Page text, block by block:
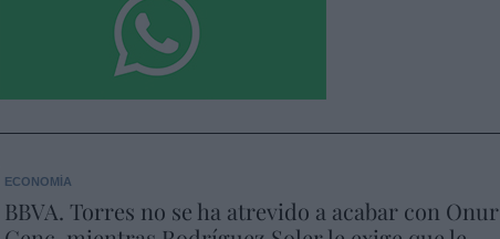
ECONOMÍA
BBVA. Torres no se ha atrevido a acabar con Onur